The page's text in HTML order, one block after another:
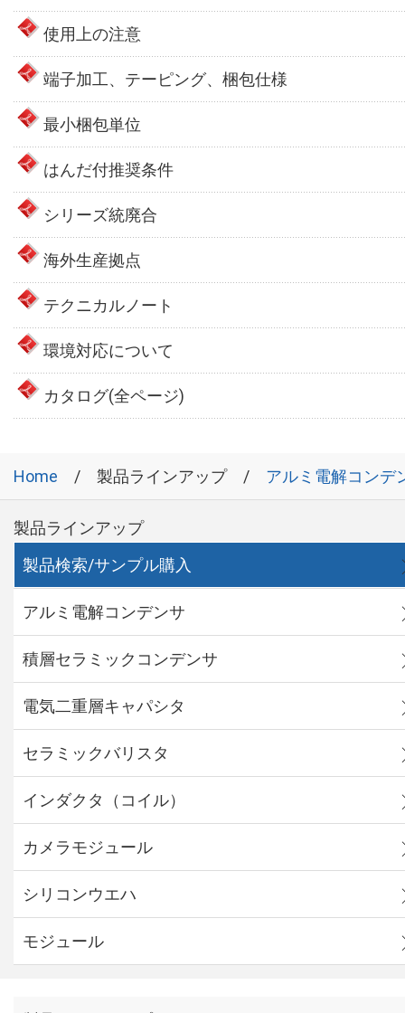
使用上の注意
端子加工、テーピング、梱包仕様
最小梱包単位
はんだ付推奨条件
シリーズ統廃合
海外生産拠点
テクニカルノート
環境対応について
カタログ(全ページ)
Home 製品ラインアップ アルミ電解コンデ
製品ラインアップ
製品検索/サンプル購入
アルミ電解コンデンサ
積層セラミックコンデンサ
電気二重層キャパシタ
セラミックバリスタ
インダクタ（コイル）
カメラモジュール
シリコンウエハ
モジュール